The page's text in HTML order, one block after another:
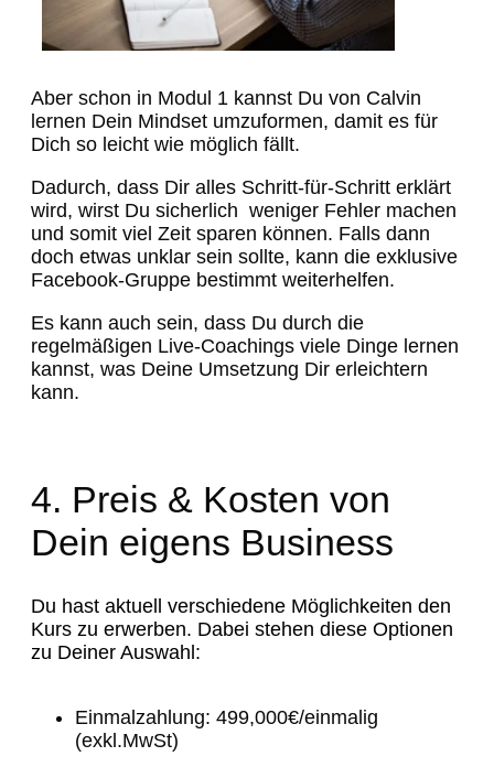
Aber schon in Modul 1 kannst Du von Calvin
lernen Dein Mindset umzuformen, damit es für
Dich so leicht wie möglich fällt.
Dadurch, dass Dir alles Schritt-für-Schritt erklärt
wird, wirst Du sicherlich weniger Fehler machen
und somit viel Zeit sparen können. Falls dann
doch etwas unklar sein sollte, kann die exklusive
Facebook-Gruppe bestimmt weiterhelfen.
Es kann auch sein, dass Du durch die
regelmäßigen Live-Coachings viele Dinge lernen
kannst, was Deine Umsetzung Dir erleichtern
kann.
4. Preis & Kosten von
Dein eigens Business
Du hast aktuell verschiedene Möglichkeiten den
Kurs zu erwerben. Dabei stehen diese Optionen
zu Deiner Auswahl:
Einmalzahlung: 499,000€/einmalig
(exkl.MwSt)